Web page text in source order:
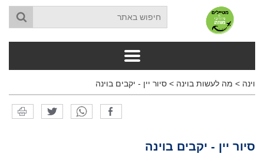
וינה > מה לעשות בוינה > סיור יין - יקבים בוינה
סיור יין - יקבים בוינה